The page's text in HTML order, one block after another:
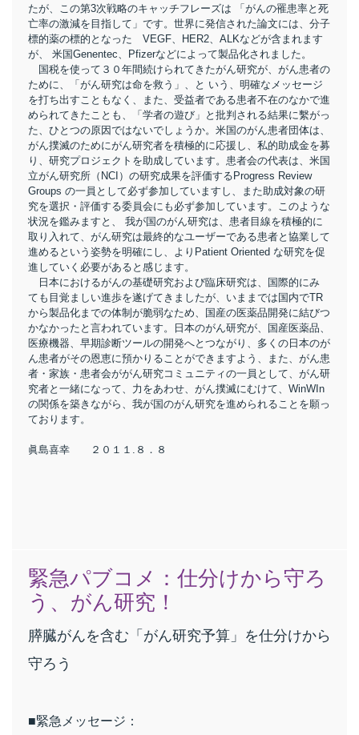
たが、この第3次戦略のキャッチフレーズは 「がんの罹患率と死
亡率の激減を目指して」です。世界に発信された論文には、分子
標的薬の標的となった VEGF、HER2、ALKなどが含まれます
が、 米国Genentec、Pfizerなどによって製品化されました。
国税を使って３０年間続けられてきたがん研究が、がん患者の
ために、「がん研究は命を救う」、と いう、明確なメッセージ
を打ち出すこともなく、また、受益者である患者不在のなかで進
められてきたことも、「学者の遊び」と批判される結果に繫がっ
た、ひとつの原因ではないでしょうか。米国のがん患者団体は、
がん撲滅のためにがん研究者を積極的に応援し、私的助成金を募
り、研究プロジェクトを助成しています。患者会の代表は、米国
立がん研究所（NCI）の研究成果を評価するProgress Review
Groups の一員として必ず参加していますし、また助成対象の研
究を選択・評価する委員会にも必ず参加しています。このような
状況を鑑みますと、 我が国のがん研究は、患者目線を積極的に
取り入れて、がん研究は最終的なユーザーである患者と協業して
進めるという姿勢を明確にし、よりPatient Oriented な研究を促
進していく必要があると感じます。
日本におけるがんの基礎研究および臨床研究は、国際的にみ
ても目覚ましい進歩を遂げてきましたが、いままでは国内でTR
から製品化までの体制が脆弱なため、国産の医薬品開発に結びつ
かなかったと言われています。日本のがん研究が、国産医薬品、
医療機器、早期診断ツールの開発へとつながり、多くの日本のが
ん患者がその恩恵に預かりることができますよう、また、がん患
者・家族・患者会ががん研究コミュニティの一員として、がん研
究者と一緒になって、力をあわせ、がん撲滅にむけて、WinWIn
の関係を築きながら、我が国のがん研究を進められることを願っ
ております。
眞島喜幸 ２０１１.８．８
緊急パブコメ：仕分けから守ろ
う、がん研究！
膵臓がんを含む「がん研究予算」を仕分けから
守ろう
■緊急メッセージ：